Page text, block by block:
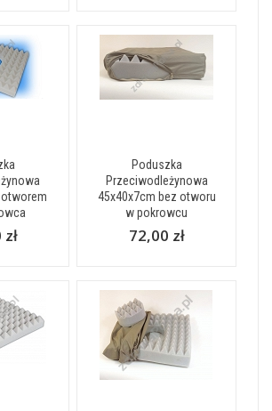
Poduszka
Przeciwodleżynowa
45x40x7cm bez otworu
w pokrowcu
72,00 zł